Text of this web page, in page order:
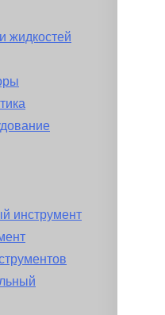
жидкостей
инструмент